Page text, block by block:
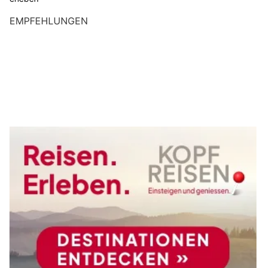
EMPFEHLUNGEN